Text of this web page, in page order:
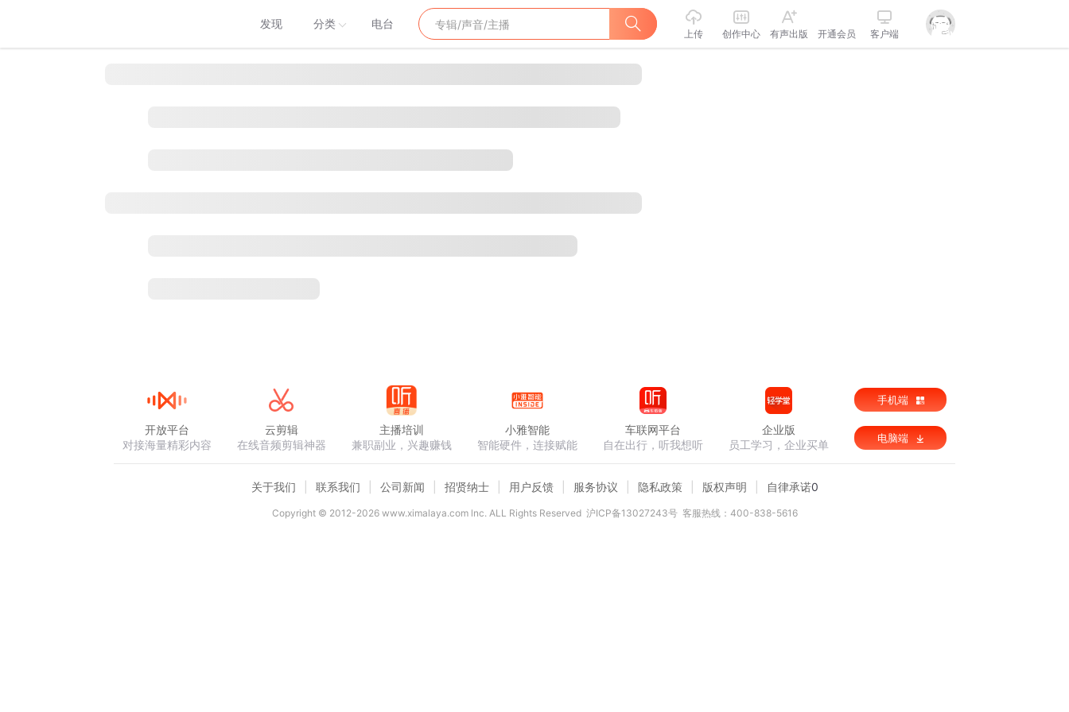
发现 分类 电台
上传 创作中心 有声出版 开通会员 客户端
开放平台
对接海量精彩内容
云剪辑
在线音频剪辑神器
主播培训
兼职副业，兴趣赚钱
小雅智能
智能硬件，连接赋能
车联网平台
自在出行，听我想听
企业版
员工学习，企业买单
手机端
电脑端
关于我们 联系我们 公司新闻 招贤纳士 用户反馈 服务协议 隐私政策 版权声明 自律承诺0
Copyright © 2012-2026www.ximalaya.com lnc. ALL Rights Reserved 沪ICP备13027243号 客服热线：400-838-5616